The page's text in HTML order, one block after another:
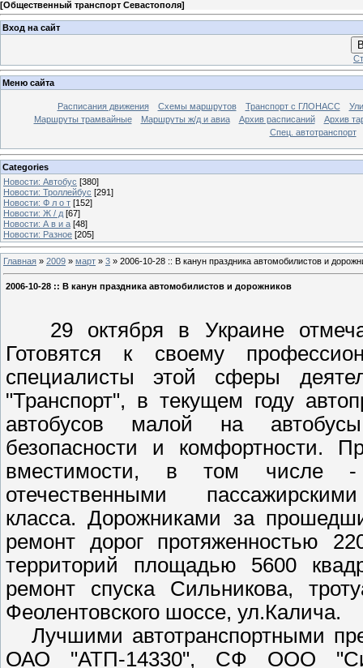
[Общественный транспорт Севастополя]
Вход на сайт
Меню сайта
Расписания движения Схемы маршрутов Транспорт с ГЛОНАСС
Маршруты трамвайные
Маршруты ж/д и авиа Архив расписаний
Архив
Спец. автотранспорт
Categories
Новости: Автобус [380]
Новости: Троллейбус [291]
Новости: Ф л о т [152]
Новости: Ж / д [67]
Новости: А в и а [48]
Новости: Разное [205]
Главная » 2009 » март » 3 » 2006-10-28 :: В канун праздника автомобилистов и
2006-10-28 :: В канун праздника автомобилистов и дорожников
29 октября в Украине
Готовятся к своему
специалисты этой сферы
"Транспорт", в текущем году
автобусов малой на
безопасности и комфортности.
вместимости, в том числе -
отечественными
класса.Дорожниками за
ремонт дорог протяженностью
территорий площадью 5600
ремонт спуска Сильникова,
Феолентовского шоссе, ул.Калича.
Лучшими автотранспортными
ОАО "АТП-14330", СФ ООО